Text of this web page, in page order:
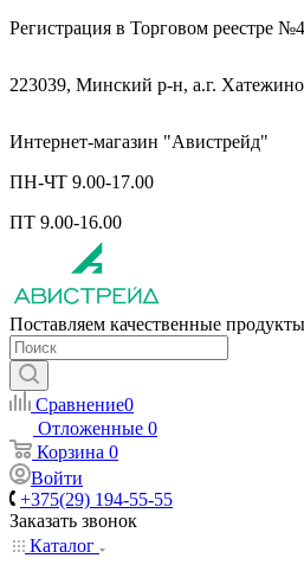
Регистрация в Торговом реестре
223039, Минский р-н, а.г.
Интернет-магазин "Авистрейд"
ПН-ЧТ 9.00-17.00
ПТ 9.00-16.00
Поставляем качественные
Сравнение0
Отложенные 0
Корзина 0
Войти
+375(29) 194-55-55
Заказать звонок
Каталог